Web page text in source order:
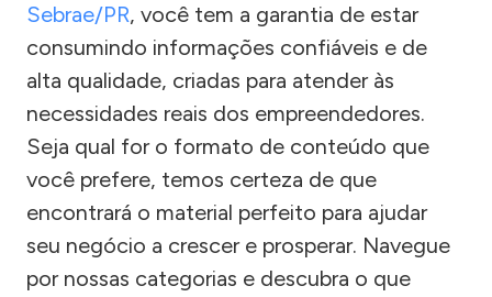
Sebrae/PR, você tem a garantia de estar
consumindo informações confiáveis e de
alta qualidade, criadas para atender às
necessidades reais dos empreendedores.
Seja qual for o formato de conteúdo que
você prefere, temos certeza de que
encontrará o material perfeito para ajudar
seu negócio a crescer e prosperar. Navegue
por nossas categorias e descubra o que